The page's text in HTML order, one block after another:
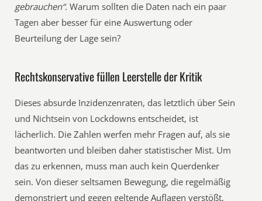
gebrauchen“. Warum sollten die Daten nach ein paar
Tagen aber besser für eine Auswertung oder
Beurteilung der Lage sein?
Rechtskonservative füllen Leerstelle der Kritik
Dieses absurde Inzidenzenraten, das letztlich über Sein
und Nichtsein von Lockdowns entscheidet, ist
lächerlich. Die Zahlen werfen mehr Fragen auf, als sie
beantworten und bleiben daher statistischer Mist. Um
das zu erkennen, muss man auch kein Querdenker
sein. Von dieser seltsamen Bewegung, die regelmäßig
demonstriert und gegen geltende Auflagen verstößt,